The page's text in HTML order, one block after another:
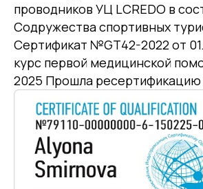
проводников УЦ LCREDO в
Содружества спортивных
Сертификат №GT42-2022 от
курс первой медицинской
2025 Прошла